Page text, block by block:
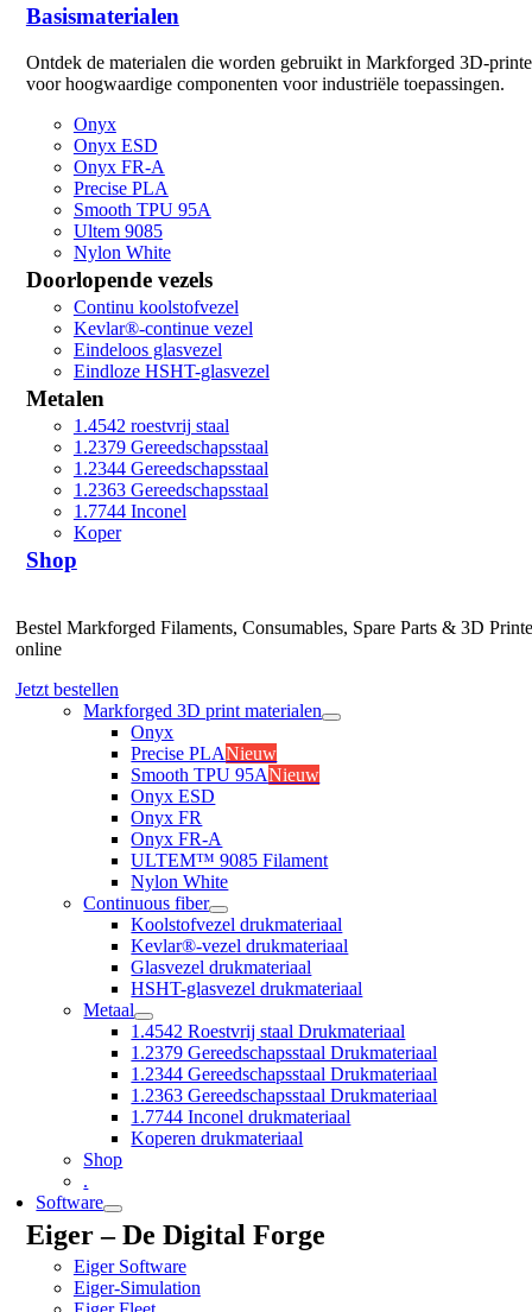
Basismaterialen
Ontdek de materialen die worden gebruikt in Markforged 3D-
voor hoogwaardige componenten voor industriële toepassingen.
Onyx
Onyx ESD
Onyx FR-A
Precise PLA
Smooth TPU 95A
Ultem 9085
Nylon White
Doorlopende vezels
Continu koolstofvezel
Kevlar®-continue vezel
Eindeloos glasvezel
Eindloze HSHT-glasvezel
Metalen
1.4542 roestvrij staal
1.2379 Gereedschapsstaal
1.2344 Gereedschapsstaal
1.2363 Gereedschapsstaal
1.7744 Inconel
Koper
Shop
Bestel Markforged Filaments, Consumables, Spare Parts & 3D
online
Jetzt bestellen
Markforged 3D print materialen
Onyx
Precise PLANieuw
Smooth TPU 95ANieuw
Onyx ESD
Onyx FR
Onyx FR-A
ULTEM™ 9085 Filament
Nylon White
Continuous fiber
Koolstofvezel drukmateriaal
Kevlar®-vezel drukmateriaal
Glasvezel drukmateriaal
HSHT-glasvezel drukmateriaal
Metaal
1.4542 Roestvrij staal Drukmateriaal
1.2379 Gereedschapsstaal Drukmateriaal
1.2344 Gereedschapsstaal Drukmateriaal
1.2363 Gereedschapsstaal Drukmateriaal
1.7744 Inconel drukmateriaal
Koperen drukmateriaal
Shop
.
Software
Eiger – De Digital Forge
Eiger Software
Eiger-Simulation